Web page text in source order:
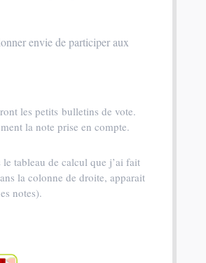
envie de participer aux
les petits bulletins de vote.
la note prise en compte.
tableau de calcul que j’ai fait
la colonne de droite, apparait
notes).